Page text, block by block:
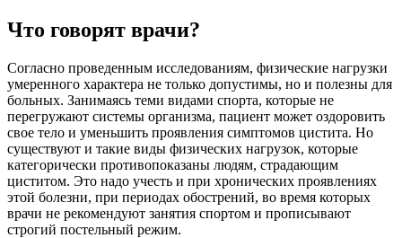
Что говорят врачи?
Согласно проведенным исследованиям, физические нагрузки
умеренного характера не только допустимы, но и полезны для
больных. Занимаясь теми видами спорта, которые не
перегружают системы организма, пациент может оздоровить
свое тело и уменьшить проявления симптомов цистита. Но
существуют и такие виды физических нагрузок, которые
категорически противопоказаны людям, страдающим
циститом. Это надо учесть и при хронических проявлениях
этой болезни, при периодах обострений, во время которых
врачи не рекомендуют занятия спортом и прописывают
строгий постельный режим.